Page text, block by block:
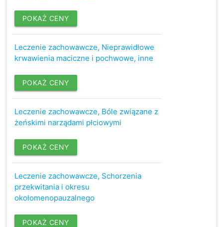
POKAŻ CENY
Leczenie zachowawcze, Nieprawidłowe
krwawienia maciczne i pochwowe, inne
POKAŻ CENY
Leczenie zachowawcze, Bóle związane z
żeńskimi narządami płciowymi
POKAŻ CENY
Leczenie zachowawcze, Schorzenia
przekwitania i okresu
okołomenopauzalnego
POKAŻ CENY